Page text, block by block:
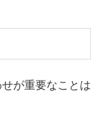
が重要なことは